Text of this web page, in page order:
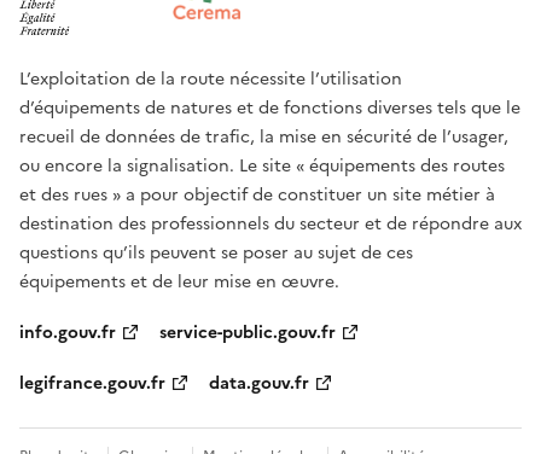
L’exploitation de la route nécessite l’utilisation
d’équipements de natures et de fonctions diverses tels que le
recueil de données de trafic, la mise en sécurité de l’usager,
ou encore la signalisation. Le site « équipements des routes
et des rues » a pour objectif de constituer un site métier à
destination des professionnels du secteur et de répondre aux
questions qu’ils peuvent se poser au sujet de ces
équipements et de leur mise en œuvre.
info.gouv.fr
service-public.gouv.fr
legifrance.gouv.fr
data.gouv.fr